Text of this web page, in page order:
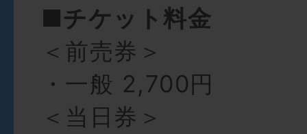
■チケット料金
＜前売券＞
・一般 2,700円
＜当日券＞